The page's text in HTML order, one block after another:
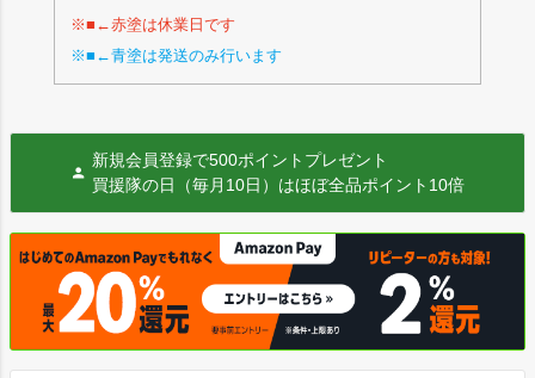
※■←赤塗は休業日です
※■←青塗は発送のみ行います
新規会員登録で500ポイントプレゼント
買援隊の日（毎月10日）はほぼ全品ポイント10倍